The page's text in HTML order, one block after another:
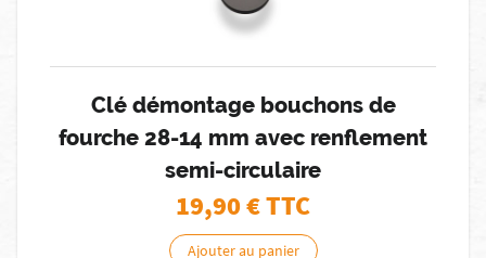
Clé démontage bouchons de
fourche 28-14 mm avec renflement
semi-circulaire
19,90€ TTC
Ajouter au panier